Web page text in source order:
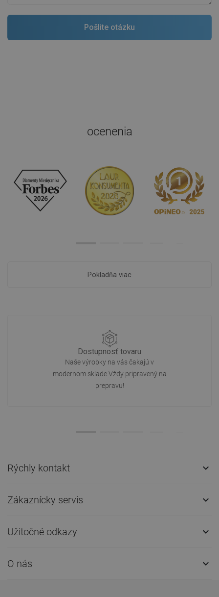
ocenenia
Pokladňa viac
Dostupnosť tovaru
Naše výrobky na vás čakajú v
modernom sklade.Vždy pripravený na
prepravu!
Rýchly kontakt 
Zákaznícky servis 
Užitočné odkazy 
O nás 